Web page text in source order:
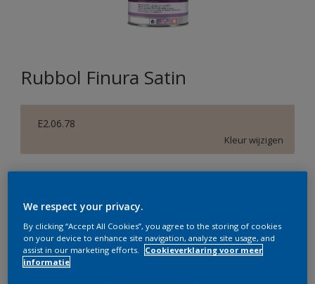
Rubbol Finura Satin
E2.06.78
Kleur wijzigen
1 L
Aantal Verfcalculator
We respect your privacy.
By clicking “Accept All Cookies”, you agree to the storing of cookies
on your device to enhance site navigation, analyze site usage, and
assist in our marketing efforts.
Cookieverklaring voor meer
informatie